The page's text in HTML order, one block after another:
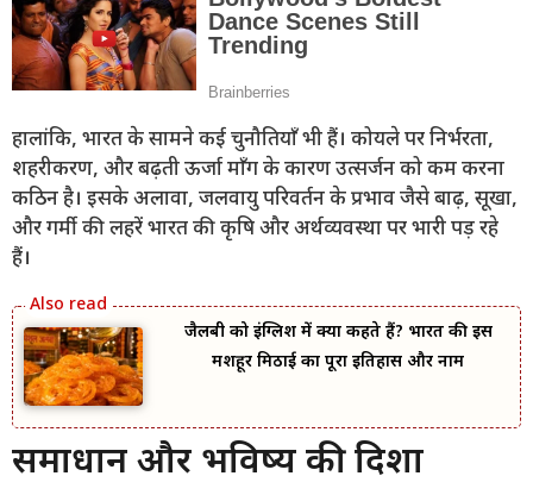
हालांकि, भारत के सामने कई चुनौतियाँ भी हैं। कोयले पर निर्भरता,
शहरीकरण, और बढ़ती ऊर्जा माँग के कारण उत्सर्जन को कम करना
कठिन है। इसके अलावा, जलवायु परिवर्तन के प्रभाव जैसे बाढ़, सूखा,
और गर्मी की लहरें भारत की कृषि और अर्थव्यवस्था पर भारी पड़ रहे
हैं।
जैलबी को इंग्लिश में क्या कहते हैं? भारत की इस
मशहूर मिठाई का पूरा इतिहास और नाम
समाधान और भविष्य की दिशा